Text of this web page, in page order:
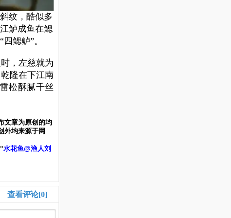
纹，酷似多
鲈成鱼在鳃
鳃鲈”。
，左慈就为
隆在下江南
松酥腻千丝
文章为原创的均
外均来源于网
水花鱼@渔人刘
查看评论[0]